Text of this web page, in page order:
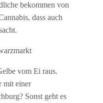
bekommen von
dass auch
vom Ei raus.
mit einer
Sonst geht es